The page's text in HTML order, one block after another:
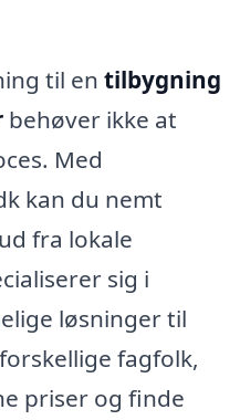
til en tilbygning
behøver ikke at
Med
kan du nemt
fra lokale
sig i
løsninger til
fagfolk,
priser og finde